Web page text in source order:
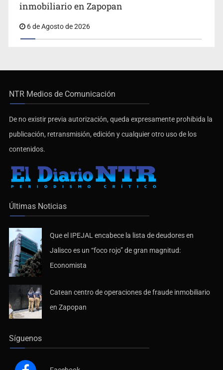
inmobiliario en Zapopan
6 de Agosto de 2026
NTR Medios de Comunicación
De no existir previa autorización, queda expresamente prohibida la
publicación, retransmisión, edición y cualquier otro uso de los
contenidos.
Últimas Noticias
Que el IPEJAL encabece la lista de deudores en
Jalisco es un “foco rojo” de gran magnitud:
Economista
Catean centro de operaciones de fraude inmobiliario
en Zapopan
Síguenos